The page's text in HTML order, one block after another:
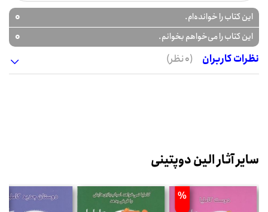
این کتاب را خوانده‌ام. 0
این کتاب را می‌خواهم بخوانم.
0
نظرات کاربران
(0 نظر)
سایر آثار الین دوپتینی
%